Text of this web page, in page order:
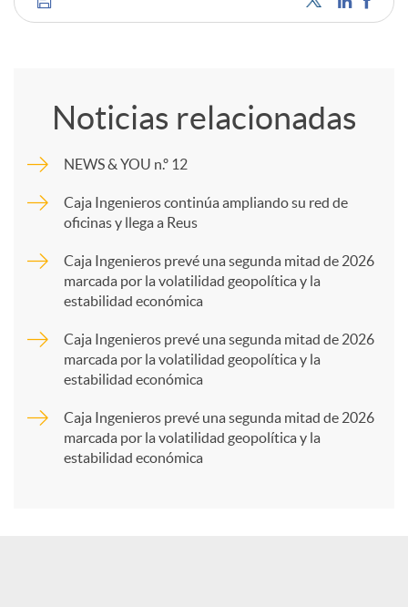
o
C
p
a
Noticias relacionadas
NEWS & YOU n.º 12
Caja Ingenieros continúa ampliando su red de
oficinas y llega a Reus
Caja Ingenieros prevé una segunda mitad de 2026
marcada por la volatilidad geopolítica y la
estabilidad económica
Caja Ingenieros prevé una segunda mitad de 2026
marcada por la volatilidad geopolítica y la
estabilidad económica
Caja Ingenieros prevé una segunda mitad de 2026
marcada por la volatilidad geopolítica y la
estabilidad económica